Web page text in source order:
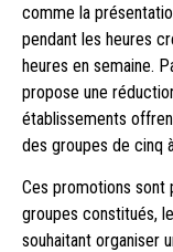
comme la
pendant les heures
heures en semaine.
propose une
établissements
des groupes de cinq
Ces promotions sont
groupes constitués,
souhaitant organiser